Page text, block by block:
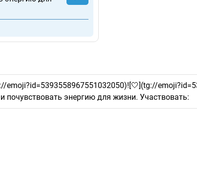
emoji?id=5393558967551032050)![🤍](tg://
почувствовать энергию для жизни. Участвовать: